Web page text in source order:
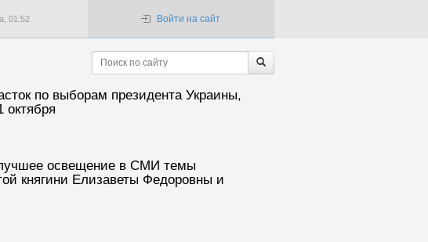
01 :52 Войти на сайт
по выборам президента Украины,
октября
освещение в СМИ темы
княгини Елизаветы Федоровны и